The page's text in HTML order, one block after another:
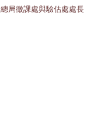
總局徵課處與驗估處處長